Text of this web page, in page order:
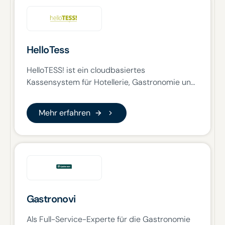
HelloTess
HelloTESS! ist ein cloudbasiertes
Kassensystem für Hotellerie, Gastronomie und
Bedienung und eine offene Schnittstelle für die
Integration von Geräten und Software.
Mehr erfahren
Mehr erfahren
Gastronovi
Als Full-Service-Experte für die Gastronomie